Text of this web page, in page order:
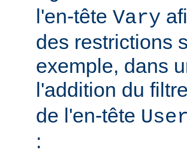
l'en-tête Vary
des restrictions
exemple, dans
l'addition du filtre
de l'en-tête
: